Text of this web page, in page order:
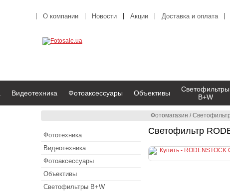
Фотомагазин /
Светофильтр
О компании Новости Акции Доставка и оплата
Видеотехника Фотоаксессуары Объективы
Светофильтры
B+W
Фототехника
Видеотехника
Фотоаксессуары
Объективы
Светофильтры B+W